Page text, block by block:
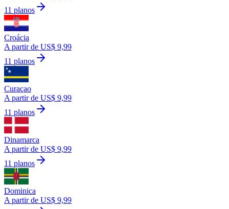
11 planos
Croácia
A partir de US$ 9,99
11 planos
Curaçao
A partir de US$ 9,99
11 planos
Dinamarca
A partir de US$ 9,99
11 planos
Dominica
A partir de US$ 9,99